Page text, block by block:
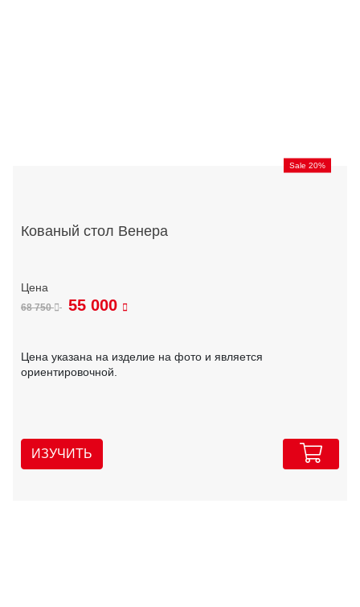
Sale 20%
Кованый стол Венера
68 750 55 000
Цена указана на изделие на фото и является
ориентировочной.
ИЗУЧИТЬ